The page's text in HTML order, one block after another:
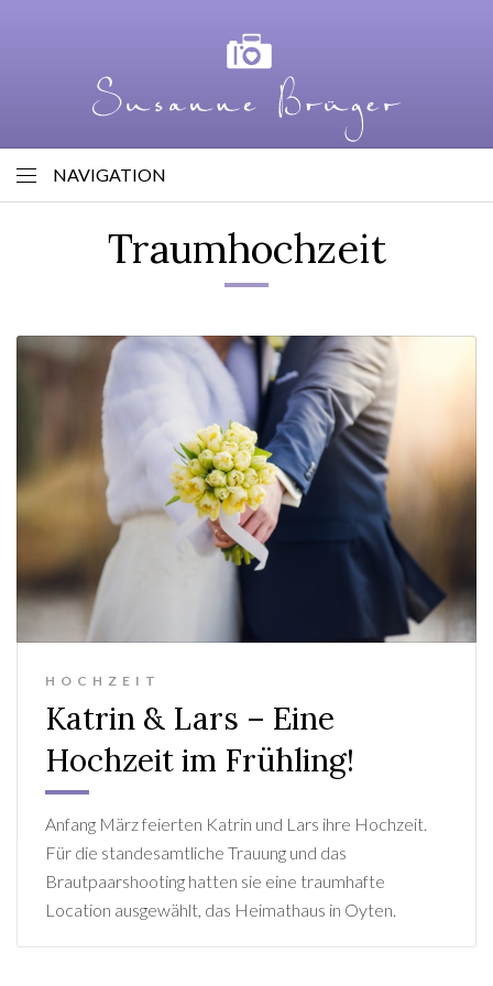
NAVIGATION
Traumhochzeit
HOCHZEIT
Katrin & Lars – Eine
Hochzeit im Frühling!
Anfang März feierten Katrin und Lars ihre Hochzeit.
Für die standesamtliche Trauung und das
Brautpaarshooting hatten sie eine traumhafte
Location ausgewählt, das Heimathaus in Oyten.